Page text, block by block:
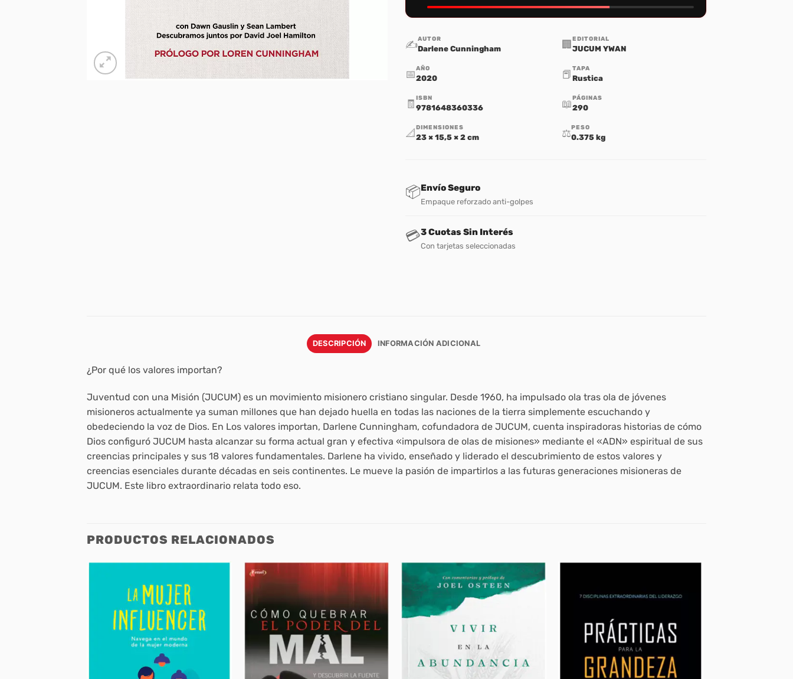
✍️AUTOR
Darlene Cunningham 🏢 EDITORIAL
JUCUM YWAN
📅AÑO
2020 📕 TAPA
Rustica
🧾 ISBN
9781648360336 📖PÁGINAS
290
📐 DIMENSIONES
23 × 15,5 × 2 cm ⚖️PESO
0.375 kg
📦Envío Seguro
Empaque reforzado anti-golpes
💳3 Cuotas Sin Interés
Con tarjetas seleccionadas
DESCRIPCIÓN INFORMACIÓN ADICIONAL
¿Por qué los valores importan?
Juventud con una Misión (JUCUM) es un movimiento misionero cristiano singular. Desde 1960, ha impulsado ola tras ola de jóvenes
misioneros actualmente ya suman millones que han dejado huella en todas las naciones de la tierra simplemente escuchando y
obedeciendo la voz de Dios. En Los valores importan, Darlene Cunningham, cofundadora de JUCUM, cuenta inspiradoras historias de cómo
Dios configuró JUCUM hasta alcanzar su forma actual gran y efectiva «impulsora de olas de misiones» mediante el «ADN» espiritual de sus
creencias principales y sus 18 valores fundamentales. Darlene ha vivido, enseñado y liderado el descubrimiento de estos valores y
creencias esenciales durante décadas en seis continentes. Le mueve la pasión de impartirlos a las futuras generaciones misioneras de
JUCUM. Este libro extraordinario relata todo eso.
PRODUCTOS RELACIONADOS